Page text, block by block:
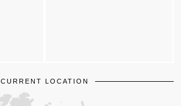
CURRENT LOCATION